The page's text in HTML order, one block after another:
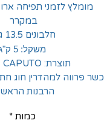
מומלץ לזמני תפיחה
במקרר
חלבונים 13.5 גר'
משקל: 5 ק"ג
תוצרת: CAPUTO איטליה
כשר פרווה למהדרין חוג
הרבנות
כמות *